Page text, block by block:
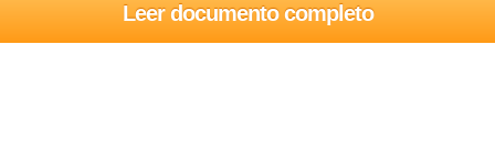
Leer documento completo